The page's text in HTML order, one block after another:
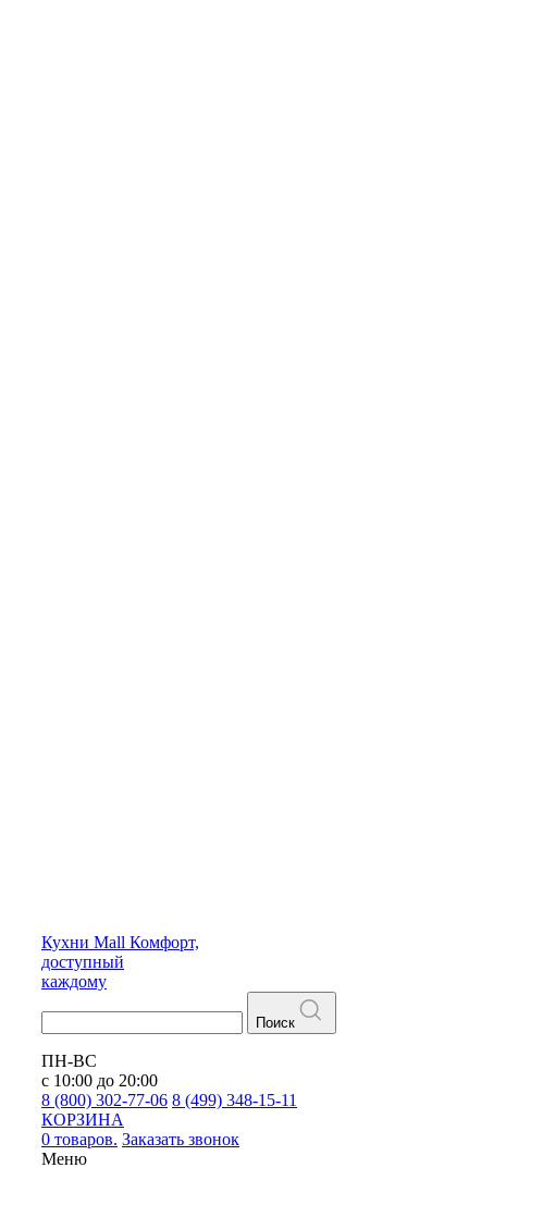
Кухни Mall Комфорт,
доступный
каждому
Поиск
ПН-ВС
с 10:00 до 20:00
8 (800) 302-77-06 8 (499) 348-15-11
КОРЗИНА
0 товаров. Заказать звонок
Меню